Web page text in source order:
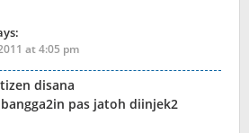
at 4:05 pm
disana
pas jatoh diinjek2